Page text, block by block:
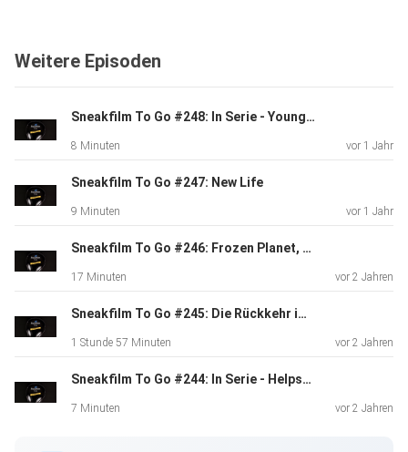
Weitere Episoden
Sneakfilm To Go #248: In Serie - Young Rock
8 Minuten vor 1 Jahr
Sneakfilm To Go #247: New Life
9 Minuten vor 1 Jahr
Sneakfilm To Go #246: Frozen Planet, Warten auf'n Bus - Staffel 2
17 Minuten vor 2 Jahren
Sneakfilm To Go #245: Die Rückkehr im XXL-Format
1 Stunde 57 Minuten vor 2 Jahren
Sneakfilm To Go #244: In Serie - Helpster
7 Minuten vor 2 Jahren